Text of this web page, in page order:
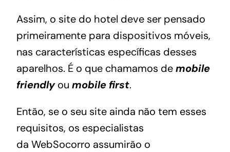
Assim, o site do hotel deve ser pensado
primeiramente para dispositivos móveis,
nas características específicas desses
aparelhos. É o que chamamos demobile
friendlyou mobile first.
Então, se o seu site ainda não tem esses
requisitos, os especialistas
da WebSocorro assumirão o